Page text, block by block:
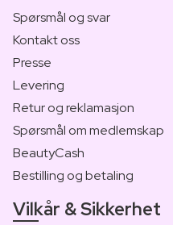
Spørsmål og svar
Kontakt oss
Presse
Levering
Retur og reklamasjon
Spørsmål om medlemskap
BeautyCash
Bestilling og betaling
Vilkår & Sikkerhet